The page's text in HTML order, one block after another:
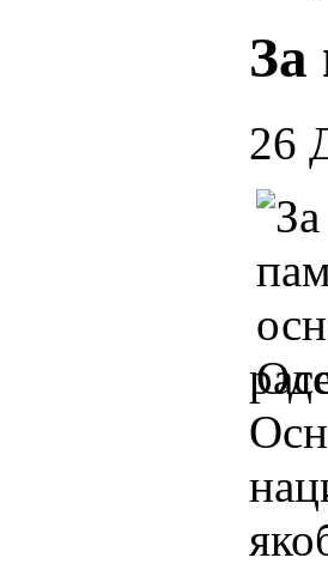
За
26